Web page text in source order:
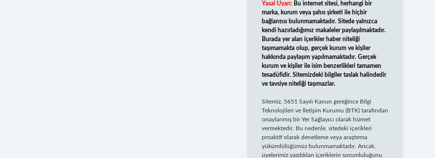
Yasal Uyarı: Bu internet sitesi, herhangi bir
marka, kurum veya şahıs şirketi ile hiçbir
bağlantısı bulunmamaktadır. Sitede yalnızca
kendi hazırladığımız makaleler paylaşılmaktadır.
Burada yer alan içerikler haber niteliği
taşımamakta olup, gerçek kurum ve kişiler
hakkında paylaşım yapılmamaktadır. Gerçek
kurum ve kişiler ile isim benzerlikleri tamamen
tesadüfidir. Sitemizdeki bilgiler taslak halindedir
ve tavsiye niteliği taşımazlar.
Sitemiz, 5651 Sayılı Kanun gereğince Bilgi
Teknolojileri ve İletişim Kurumu (BTK) tarafından
onaylanmış bir Yer Sağlayıcı olarak hizmet
vermektedir. Bu nedenle, sitedeki içerikleri
proaktif olarak denetleme veya araştırma
yükümlülüğümüz bulunmamaktadır. Ancak,
üyelerimiz yazdıkları içeriklerin sorumluluğunu